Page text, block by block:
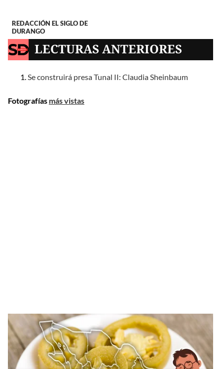
REDACCIÓN EL SIGLO DE
DURANGO
LECTURAS ANTERIORES
Se construirá presa Tunal II: Claudia Sheinbaum
Fotografías más vistas